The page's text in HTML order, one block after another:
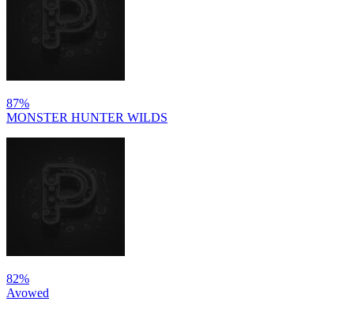
87%
MONSTER HUNTER WILDS
82%
Avowed